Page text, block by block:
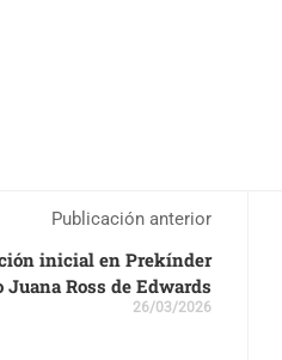
Publicación anterior
inicial en Prekínder
Juana Ross de Edwards
26/03/2026